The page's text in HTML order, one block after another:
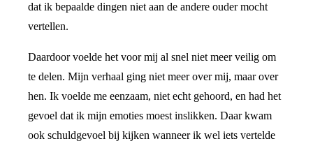
dat ik bepaalde dingen niet aan de andere ouder mocht
vertellen.
Daardoor voelde het voor mij al snel niet meer veilig om
te delen. Mijn verhaal ging niet meer over mij, maar over
hen. Ik voelde me eenzaam, niet echt gehoord, en had het
gevoel dat ik mijn emoties moest inslikken. Daar kwam
ook schuldgevoel bij kijken wanneer ik wel iets vertelde